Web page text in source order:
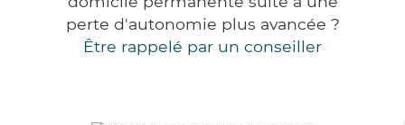
perte d'autonomie plus avancée ?
Être rappelé par un conseiller